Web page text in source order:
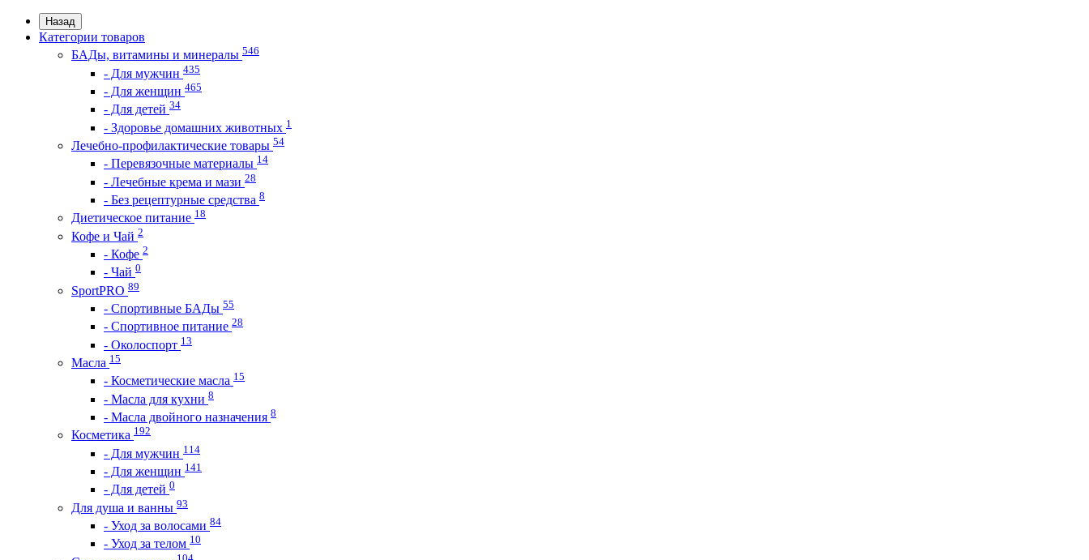
Назад
Категории товаров
БАДы, витамины и минералы 546
- Для мужчин 435
- Для женщин 465
- Для детей 34
- Здоровье домашних животных 1
Лечебно-профилактические товары 54
- Перевязочные материалы 14
- Лечебные крема и мази 28
- Без рецептурные средства 8
Диетическое питание 18
Кофе и Чай 2
- Кофе 2
- Чай 0
SportPRO 89
- Спортивные БАДы 55
- Спортивное питание 28
- Околоспорт 13
Масла 15
- Косметические масла 15
- Масла для кухни 8
- Масла двойного назначения 8
Косметика 192
- Для мужчин 114
- Для женщин 141
- Для детей 0
Для душа и ванны 93
- Уход за волосами 84
- Уход за телом 10
104